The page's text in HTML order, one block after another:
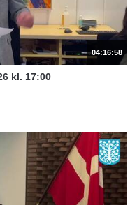
04:16:58
kl. 17:00